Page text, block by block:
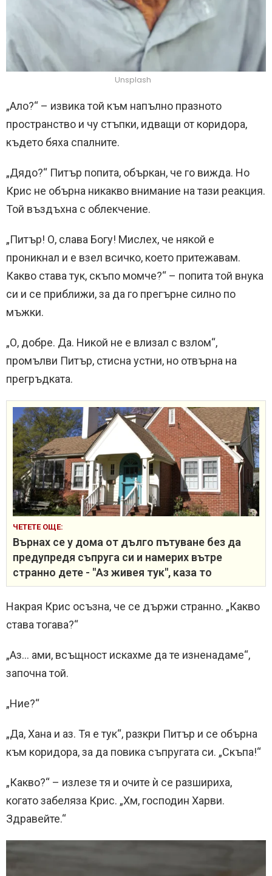
Unsplash
„Ало?“ – извика той към напълно празното
пространство и чу стъпки, идващи от коридора,
където бяха спалните.
„Дядо?“ Питър попита, объркан, че го вижда. Но
Крис не обърна никакво внимание на тази реакция.
Той въздъхна с облекчение.
„Питър! О, слава Богу! Мислех, че някой е
проникнал и е взел всичко, което притежавам.
Какво става тук, скъпо момче?“ – попита той внука
си и се приближи, за да го прегърне силно по
мъжки.
„О, добре. Да. Никой не е влизал с взлом“,
промълви Питър, стисна устни, но отвърна на
прегръдката.
ЧЕТЕТЕ ОЩЕ:
Върнах се у дома от дълго пътуване без да
предупредя съпруга си и намерих вътре
странно дете - "Аз живея тук", каза то
Накрая Крис осъзна, че се държи странно. „Какво
става тогава?“
„Аз… ами, всъщност искахме да те изненадаме“,
започна той.
„Ние?“
„Да, Хана и аз. Тя е тук“, разкри Питър и се обърна
към коридора, за да повика съпругата си. „Скъпа!“
„Какво?“ – излезе тя и очите ѝ се разшириха,
когато забеляза Крис. „Хм, господин Харви.
Здравейте.“